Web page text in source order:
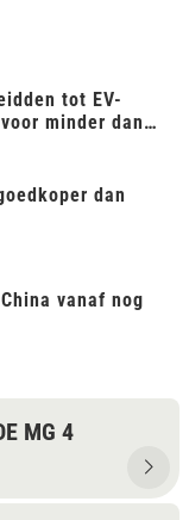
tot EV-
minder dan
dan
vanaf nog
MG 4